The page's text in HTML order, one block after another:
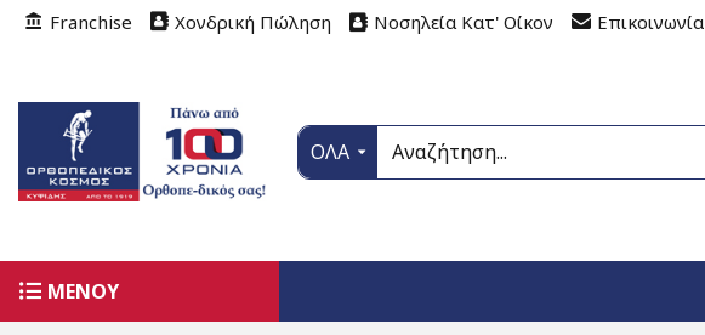
Franchise Χονδρική Πώληση Νοσηλεία Κατ' Οίκον Επικοινωνία
ΟΛΑ
ΜΕΝΟΥ